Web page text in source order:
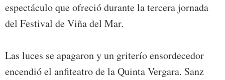
espectáculo que ofreció durante la tercera jornada
del Festival de Viña del Mar.
Las luces se apagaron y un griterío ensordecedor
encendió el anfiteatro de la Quinta Vergara. Sanz